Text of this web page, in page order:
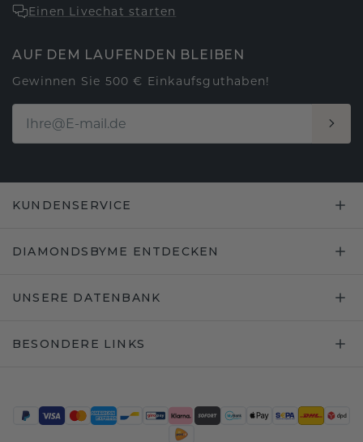
Einen Livechat starten
AUF DEM LAUFENDEN BLEIBEN
Gewinnen Sie 500 € Einkaufsguthaben!
KUNDENSERVICE
DIAMONDSBYME ENTDECKEN
UNSERE DATENBANK
BESONDERE LINKS